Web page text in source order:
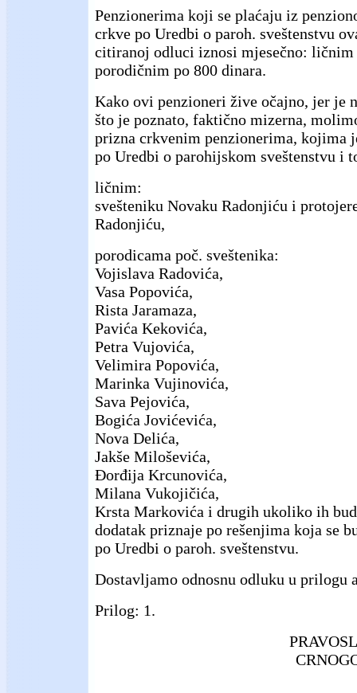
Penzionerima koji se plaćaju iz
crkve po Uredbi o paroh. sveštenstvu
citiranoj odluci iznosi mjesečno: ličnim
porodičnim po 800 dinara.
Kako ovi penzioneri žive očajno, jer je
što je poznato, faktično mizerna,
prizna crkvenim penzionerima, kojima
po Uredbi o parohijskom sveštenstvu i
ličnim:
svešteniku Novaku Radonjiću i
Radonjiću,
porodicama poč. sveštenika:
Vojislava Radovića,
Vasa Popovića,
Rista Jaramaza,
Pavića Kekovića,
Petra Vujovića,
Velimira Popovića,
Marinka Vujinovića,
Sava Pejovića,
Bogića Jovićevića,
Nova Delića,
Jakše Miloševića,
Đorđija Krcunovića,
Milana Vukojičića,
Krsta Markovića i drugih ukoliko ih
dodatak priznaje po rešenjima koja se
po Uredbi o paroh. sveštenstvu.
Dostavljamo odnosnu odluku u prilogu
Prilog: 1.